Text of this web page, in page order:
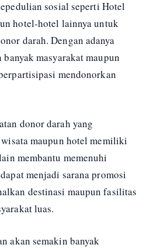
sosial seperti Hotel
hotel-hotel lainnya untuk
darah. Dengan adanya
masyarakat maupun
mendonorkan
donor darah yang
maupun hotel memiliki
membantu memenuhi
menjadi sarana promosi
destinasi maupun fasilitas
luas.
akan semakin banyak